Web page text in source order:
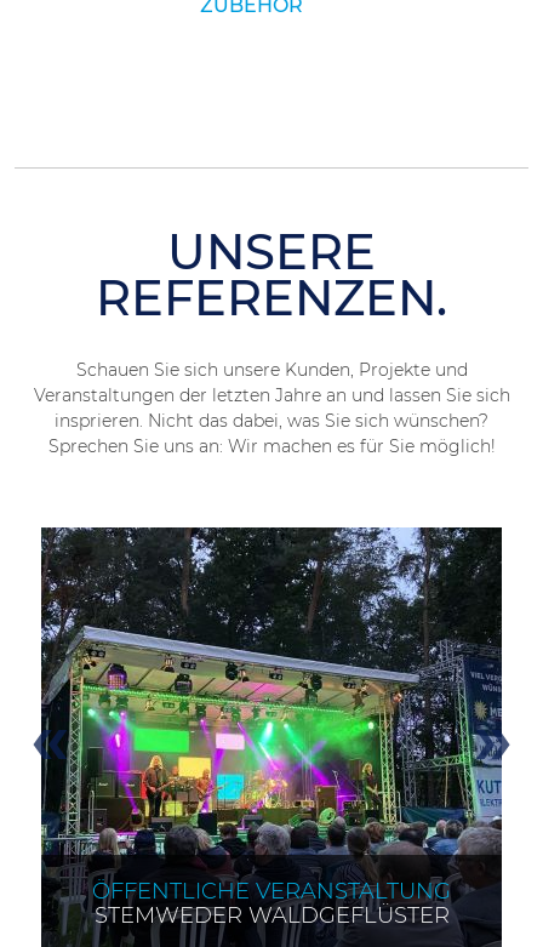
ZUBEHÖR
UNSERE
REFERENZEN.
Schauen Sie sich unsere Kunden, Projekte und
Veranstaltungen der letzten Jahre an und lassen Sie sich
insprieren. Nicht das dabei, was Sie sich wünschen?
Sprechen Sie uns an: Wir machen es für Sie möglich!
«
ÖFFENTLICHE VERANSTALTUNG
STEMWEDER WALDGEFLÜSTER
»